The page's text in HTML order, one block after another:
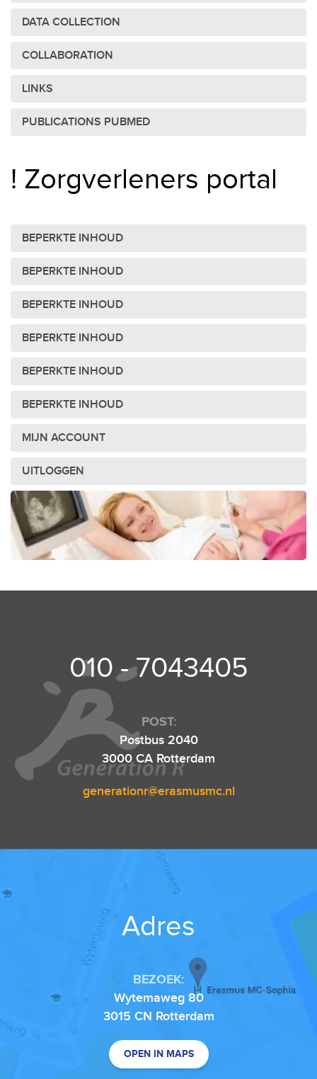
DATA COLLECTION
COLLABORATION
LINKS
PUBLICATIONS PUBMED
! Zorgverleners portal
BEPERKTE INHOUD
BEPERKTE INHOUD
BEPERKTE INHOUD
BEPERKTE INHOUD
BEPERKTE INHOUD
BEPERKTE INHOUD
MIJN ACCOUNT
UITLOGGEN
010 - 7043405
POST:
Postbus 2040
3000 CA Rotterdam
generationr@erasmusmc.nl
Adres
BEZOEK:
Wytemaweg 80
3015 CN Rotterdam
OPEN IN MAPS